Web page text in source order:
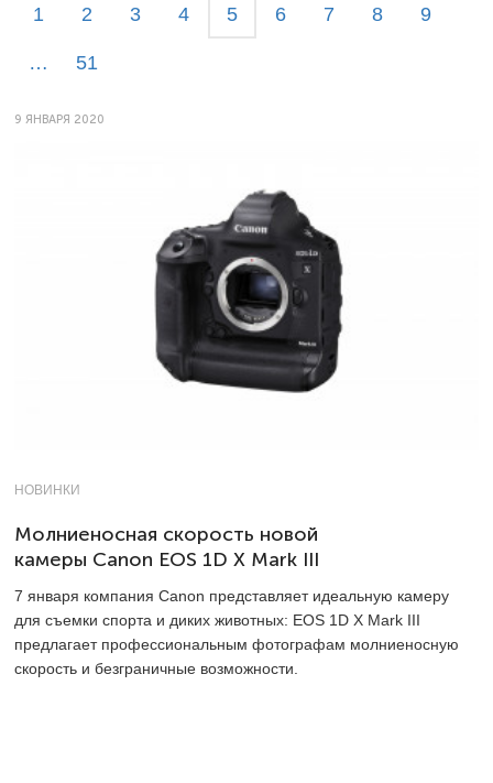
1 2 3 4 5 6 7 8 9
… 51
9 ЯНВАРЯ 2020
НОВИНКИ
Молниеносная скорость новой
камеры Canon EOS 1D X Mark III
7 января компания Canon представляет идеальную камеру
для съемки спорта и диких животных: EOS 1D X Mark III
предлагает профессиональным фотографам молниеносную
скорость и безграничные возможности.